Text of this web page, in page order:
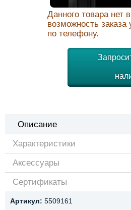
Данного товара нет
возможность заказа
по телефону.
Описание
Характеристики
Аксессуары
Сертификаты
Артикул: 5509161